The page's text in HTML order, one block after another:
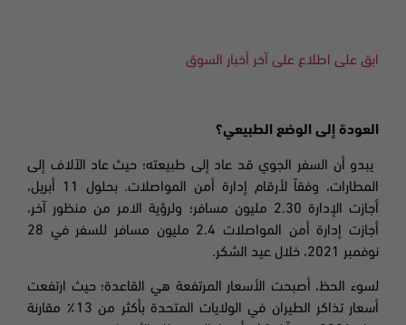
ابق على اطلاع على آخر أخبار السوق
العودة إلى الوضع الطبيعي؟
يبدو أن السفر الجوي قد عاد إلى طبيعته؛ حيث عاد الآلاف إلى
المطارات، وفقاً لأرقام إدارة أمن المواصلات. بحلول 11 أبريل،
أجازت الإدارة 2.30 مليون مسافر؛
ولرؤية الامر من منظور آخر،
أجازت إدارة أمن المواصلات 2.4 مليون مسافر للسفر في 28
نوفمبر
2021، خلال عيد الشكر.
لسوء الحظ، أصبحت الأسعار المرتفعة هي القاعدة؛ حيث ارتفعت
أسعار تذاكر الطيران في الولايات المتحدة بأكثر من 13٪ مقارنة